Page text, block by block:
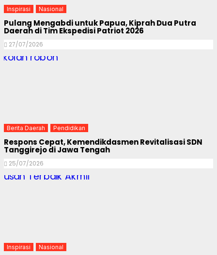
Inspirasi Nasional
Pulang Mengabdi untuk Papua, Kiprah Dua Putra
Daerah di Tim Ekspedisi Patriot 2026
27/07/2026
Berita Daerah Pendidikan
Respons Cepat, Kemendikdasmen Revitalisasi SDN
Tanggirejo di Jawa Tengah
25/07/2026
Inspirasi Nasional